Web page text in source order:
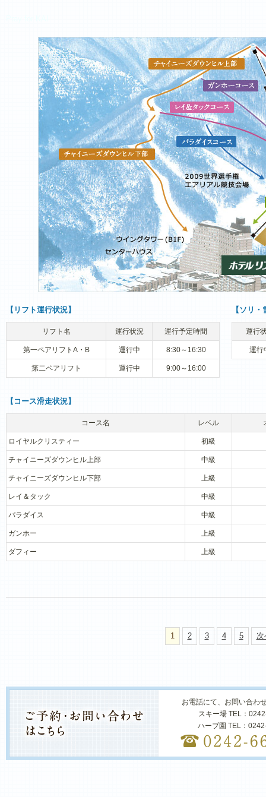
【リフト運行状況】
リフト名 運行状況 運行予定時間
第一ペアリフトA・B 運行中 8:30～16:30
第二ペアリフト 運行中 9:00～16:00
【ソリ
運行
運行
【コース滑走状況】
コース名 レベル
ロイヤルクリスティー 初級
チャイニーズダウンヒル上部 中級
チャイニーズダウンヒル下部 上級
レイ＆タック 中級
パラダイス 中級
ガンホー 上級
ダフィー 上級
1 2 3 4 5
お電話にて、お問い合わ
スキー場 TEL：
ハーブ園 TEL：